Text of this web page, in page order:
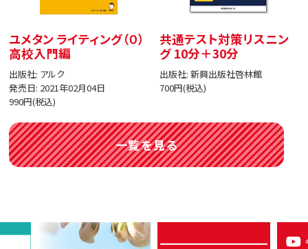
ユメタン ライティング（０）
高校入門編
出版社: アルク
発売日: 2021年02月04日
990円(税込)
共通テスト対策リスニン
グ 10分＋30分
出版社: 新興出版社啓林館
700円(税込)
一覧を見る